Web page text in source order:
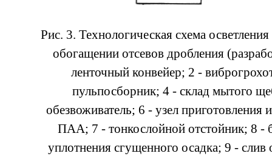
Рис. 3. Технологическая схема
обогащении отсевов дробления
ленточный конвейер; 2 -
пульпосборник; 4 - склад мытого
обезвоживатель; 6 - узел приготовления
ПАА; 7 - тонкослойной отстойник; 8 -
уплотнения сгущенного осадка; 9 - слив